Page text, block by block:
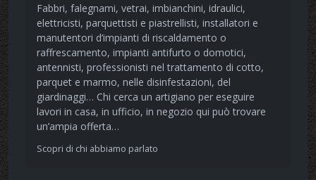
Fabbri, falegnami, vetrai, imbianchini, idraulici,
elettricisti, parquettisti e piastrellisti, installatori e
manutentori d’impianti di riscaldamento o
raffrescamento, impianti antifurto o domotici,
antennisti, professionisti nel trattamento di cotto,
parquet e marmo, nelle disinfestazioni, del
giardinaggi… Chi cerca un artigiano per eseguire
lavori in casa, in ufficio, in negozio qui può trovare
un’ampia offerta…
Scopri di chi abbiamo parlato